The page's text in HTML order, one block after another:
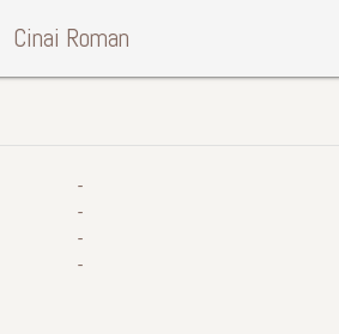
Cinai Roman
-
-
-
-